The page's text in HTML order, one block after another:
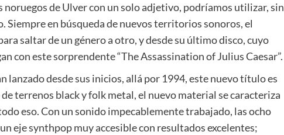
noruegos de Ulver con un solo adjetivo, podríamos utilizar, sin
Siempre en búsqueda de nuevos territorios sonoros, el
saltar de un género a otro, y desde su último disco, cuyo
con este sorprendente “The Assassination of Julius Caesar”.
lanzado desde sus inicios, allá por 1994, este nuevo título es
terrenos black y folk metal, el nuevo material se caracteriza
eso. Con un sonido impecablemente trabajado, las ocho
eje synthpop muy accesible con resultados excelentes;